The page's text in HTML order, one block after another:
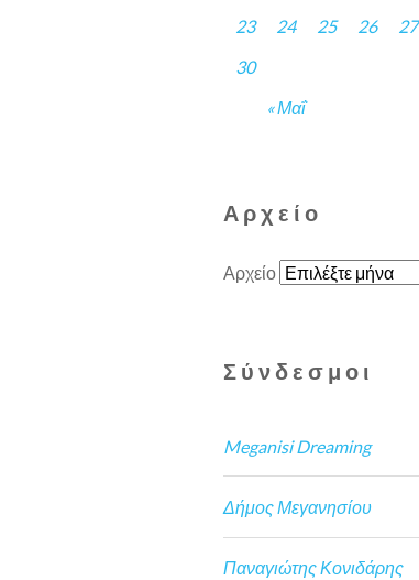
« Μαΐ
23
24 25 26 27
30
Αρχείο
Αρχείο
Σύνδεσμοι
Meganisi Dreaming
Δήμος Μεγανησίου
Παναγιώτης Κονιδάρης